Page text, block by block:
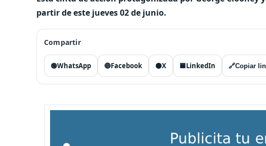
partir de este jueves 02 de junio.
Compartir
🟢WhatsApp 🔵Facebook ⚫X 🟦LinkedIn 🔗Copiar